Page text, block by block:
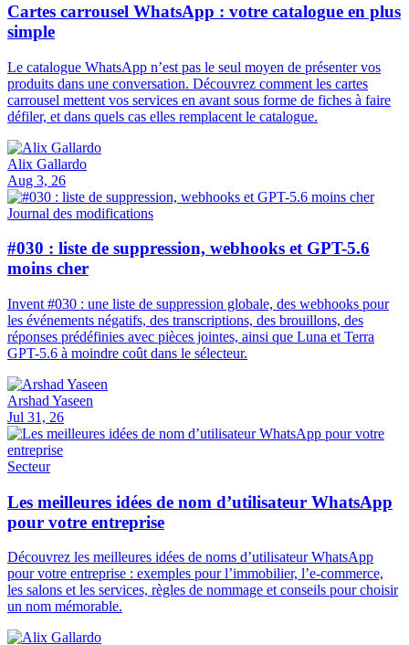
Cartes carrousel WhatsApp : votre catalogue en plus
simple
Le catalogue WhatsApp n’est pas le seul moyen de présenter vos
produits dans une conversation. Découvrez comment les cartes
carrousel mettent vos services en avant sous forme de fiches à faire
défiler, et dans quels cas elles remplacent le catalogue.
Alix Gallardo
Aug 3, 26
Journal des modifications
#030 : liste de suppression, webhooks et GPT-5.6
moins cher
Invent #030 : une liste de suppression globale, des webhooks pour
les événements négatifs, des transcriptions, des brouillons, des
réponses prédéfinies avec pièces jointes, ainsi que Luna et Terra
GPT-5.6 à moindre coût dans le sélecteur.
Arshad Yaseen
Jul 31, 26
Secteur
Les meilleures idées de nom d’utilisateur WhatsApp
pour votre entreprise
Découvrez les meilleures idées de noms d’utilisateur WhatsApp
pour votre entreprise : exemples pour l’immobilier, l’e-commerce,
les salons et les services, règles de nommage et conseils pour choisir
un nom mémorable.